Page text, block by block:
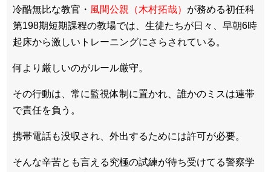
冷酷無比な教官・ 風間公親（木村拓哉） が務める初任科
第198期短期課程の教場では、生徒たちが日々、早朝6時
起床から激しいトレーニングにさらされている。
何より厳しいのがルール厳守。
その行動は、常に監視体制に置かれ、誰かのミスは連帯
で責任を負う。
携帯電話も没収され、外出するためには許可が必要。
そんな辛苦とも言える究極の試練が待ち受けてる警察学